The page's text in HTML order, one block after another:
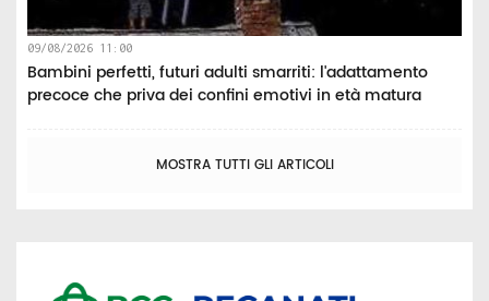
09/08/2026 11:00
Bambini perfetti, futuri adulti smarriti: l'adattamento
precoce che priva dei confini emotivi in età matura
MOSTRA TUTTI GLI ARTICOLI